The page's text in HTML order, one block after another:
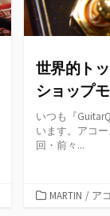
世界的ト
ショップ
いつも『
います。アコ
回・前々...
カMARTIN / ア